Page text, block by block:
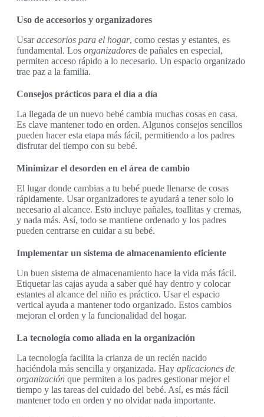
Uso de accesorios y organizadores
Usaraccesorios para el hogar, como cestas y estantes, es
fundamental. Los organizadores de pañales en especial,
permiten acceso rápido a lo necesario. Un espacio organizado
trae paz a la familia.
Consejos prácticos para el día a día
La llegada de un nuevo bebé cambia muchas cosas en casa.
Es clave mantener todo en orden. Algunos consejos sencillos
pueden hacer esta etapa más fácil, permitiendo a los padres
disfrutar del tiempo con su bebé.
Minimizar el desorden en el área de cambio
El lugar donde cambias a tu bebé puede llenarse de cosas
rápidamente. Usar organizadores te ayudará a tener solo lo
necesario al alcance. Esto incluye pañales, toallitas y cremas,
y nada más. Así, todo se mantiene ordenado y los padres
pueden centrarse en cuidar a su bebé.
Implementar un sistema de almacenamiento eficiente
Un buen sistema de almacenamiento hace la vida más fácil.
Etiquetar las cajas ayuda a saber qué hay dentro y colocar
estantes al alcance del niño es práctico. Usar el espacio
vertical ayuda a mantener todo organizado. Estos cambios
mejoran el orden y la funcionalidad del hogar.
La tecnología como aliada en la organización
La tecnología facilita la crianza de un recién nacido
haciéndola más sencilla y organizada. Hay aplicaciones de
organización que permiten a los padres gestionar mejor el
tiempo y las tareas del cuidado del bebé. Así, es más fácil
mantener todo en orden y no olvidar nada importante.